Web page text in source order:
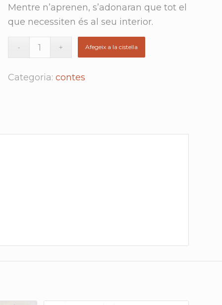
Mentre n’aprenen, s’adonaran que tot el
que necessiten és al seu interior.
Afegeix a la cistella
Categoria: contes